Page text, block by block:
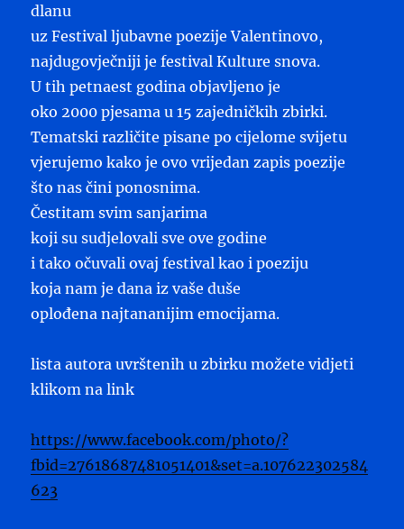
dlanu
uz Festival ljubavne poezije Valentinovo,
najdugovječniji je festival Kulture snova.
U tih petnaest godina objavljeno je
oko 2000 pjesama u 15 zajedničkih zbirki.
Tematski različite pisane po cijelome svijetu
vjerujemo kako je ovo vrijedan zapis poezije
što nas čini ponosnima.
Čestitam svim sanjarima
koji su sudjelovali sve ove godine
i tako očuvali ovaj festival kao i poeziju
koja nam je dana iz vaše duše
oplođena najtananijim emocijama.
lista autora uvrštenih u zbirku možete vidjeti
klikom na link
https://www.facebook.com/photo/?
fbid=27618687481051401&set=a.107622302584
623